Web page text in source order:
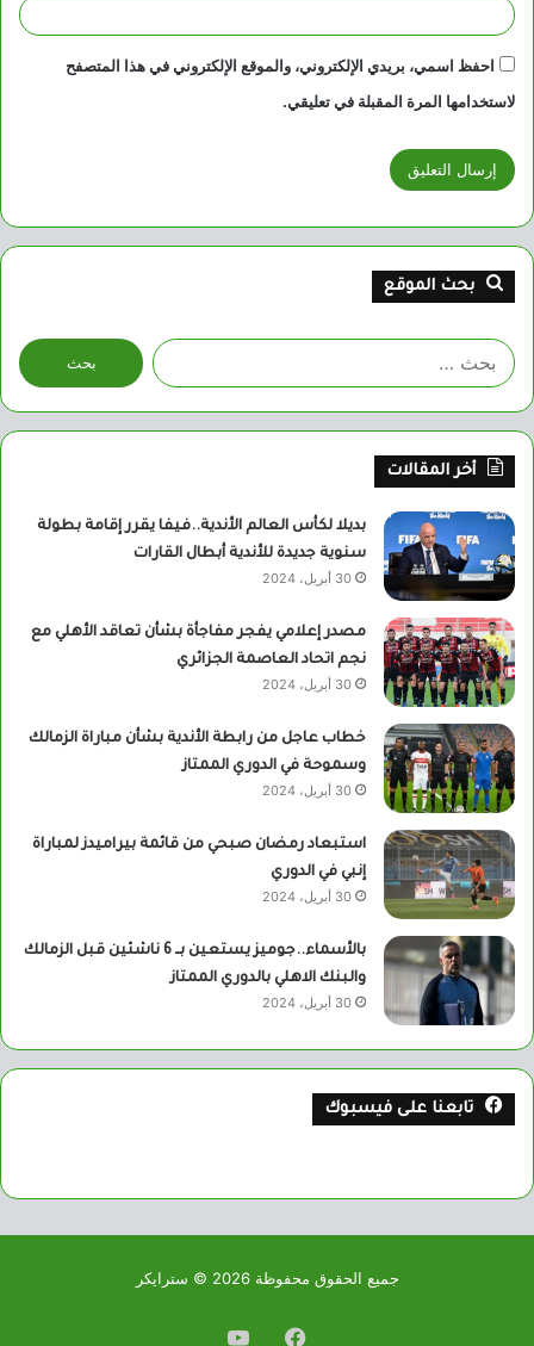
احفظ اسمي، بريدي الإلكتروني، والموقع الإلكتروني في هذا المتصفح
لاستخدامها المرة المقبلة في تعليقي.
بحث الموقع
البحث
عن:
أخر المقالات
بديلا لكأس العالم الأندية..فيفا يقرر إقامة بطولة
سنوية جديدة للأندية أبطال القارات
30 أبريل، 2024
مصدر إعلامي يفجر مفاجأة بشأن تعاقد الأهلي مع
نجم اتحاد العاصمة الجزائري
30 أبريل، 2024
خطاب عاجل من رابطة الأندية بشأن مباراة الزمالك
وسموحة في الدوري الممتاز
30 أبريل، 2024
استبعاد رمضان صبحي من قائمة بيراميدز لمباراة
إنبي في الدوري
30 أبريل، 2024
بالأسماء..جوميز يستعين بــ 6 ناشئين قبل الزمالك
والبنك الاهلي بالدوري الممتاز
30 أبريل، 2024
تابعنا على فيسبوك
جميع الحقوق محفوظة 2026 © سترايكر
فيسبوكيوتيوب